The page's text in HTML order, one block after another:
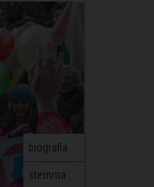
biografia
stemma